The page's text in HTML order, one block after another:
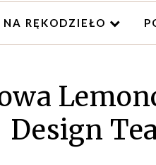
NA RĘKODZIEŁO
Design